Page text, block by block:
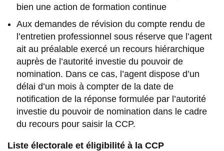
bien une action de formation continue
Aux demandes de révision du compte rendu de
l’entretien professionnel sous réserve que l’agent
ait au préalable exercé un recours hiérarchique
auprès de l’autorité investie du pouvoir de
nomination. Dans ce cas, l’agent dispose d’un
délai d’un mois à compter de la date de
notification de la réponse formulée par l’autorité
investie du pouvoir de nomination dans le cadre
du recours pour saisir la CCP.
Liste électorale et éligibilité à la CCP